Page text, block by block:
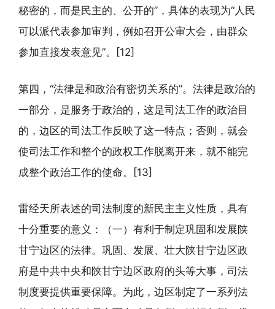
秘密的，而是民主的、公开的”，具体的表现为“人民
可以派代表参加审判，例如召开公审大会，由群众
参加直接发表意见”。[12]
第四，“法律是和政治有密切关系的”。法律是政治的
一部分，是服务于政治的，这是司法工作的政治目
的，边区的司法工作反映了这一特点；否则，就会
使司法工作和整个的政权工作脱离开来，就不能完
成整个政治工作的使命。[13]
雷经天所表述的司法制度的新民主主义性质，具有
十分重要的意义：（一）有利于制定巩固和发展陕
甘宁边区的法律。巩固、发展、壮大陕甘宁边区政
府是中共中央和陕甘宁边区政府的头等大事，司法
制度要提供重要保障。为此，边区制定了一系列法